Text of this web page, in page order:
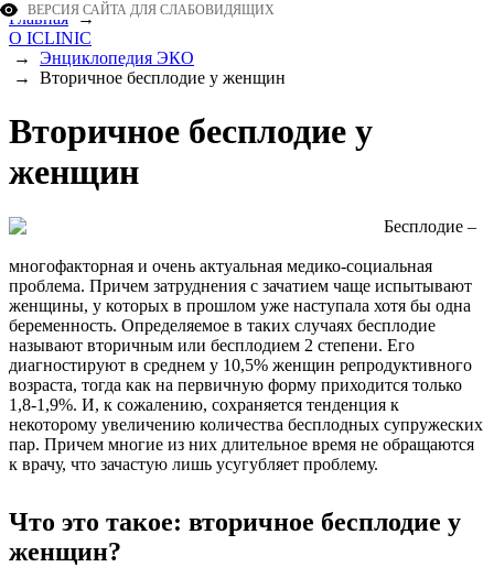
ВЕРСИЯ САЙТА ДЛЯ СЛАБОВИДЯЩИХ
Главная→
О ICLINIC
→ Энциклопедия ЭКО
→ Вторичное бесплодие у женщин
Вторичное бесплодие у
женщин
Бесплодие –
многофакторная и очень актуальная медико-социальная
проблема. Причем затруднения с зачатием чаще испытывают
женщины, у которых в прошлом уже наступала хотя бы одна
беременность. Определяемое в таких случаях бесплодие
называют вторичным или бесплодием 2 степени. Его
диагностируют в среднем у 10,5% женщин репродуктивного
возраста, тогда как на первичную форму приходится только
1,8-1,9%. И, к сожалению, сохраняется тенденция к
некоторому увеличению количества бесплодных супружеских
пар. Причем многие из них длительное время не обращаются
к врачу, что зачастую лишь усугубляет проблему.
Что это такое: вторичное бесплодие у
женщин?